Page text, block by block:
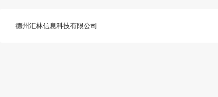
德州汇林信息科技有限公司